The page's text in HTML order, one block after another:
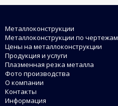
Металлоконструкции
Металлоконструкции по чертежам
Цены на металлоконструкции
Продукция и услуги
Плазменная резка металла
Фото производства
О компании
Контакты
Информация